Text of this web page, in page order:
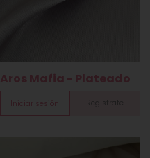
Aros Mafia - Plateado
Iniciar sesión